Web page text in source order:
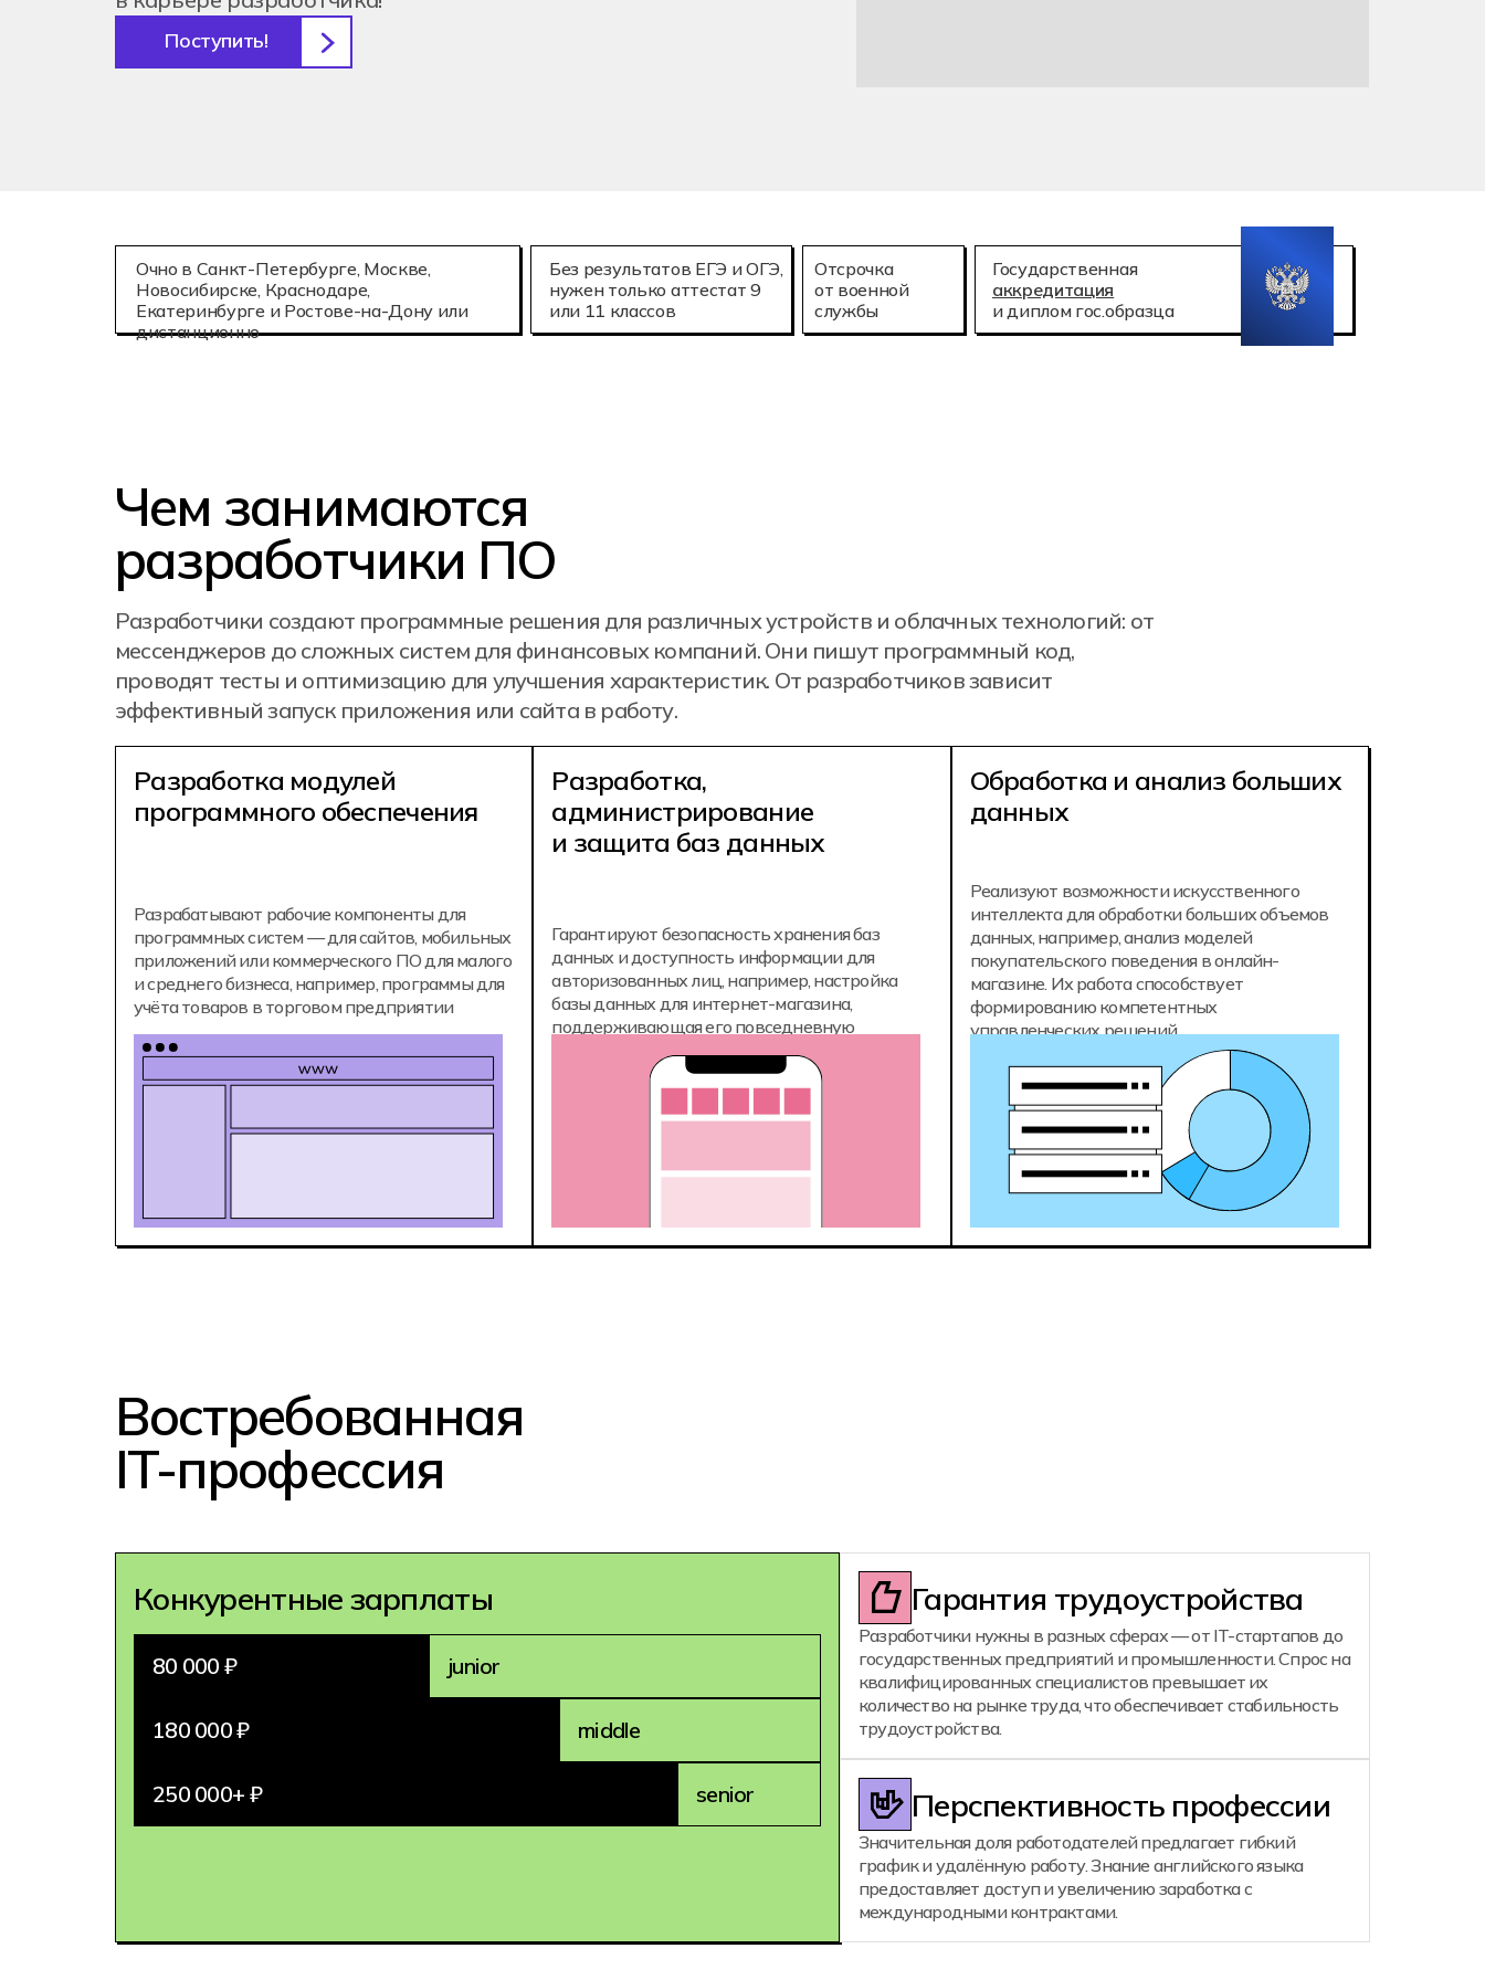
Поступить!
Отсрочка
от военной
службы
Без результатов ЕГЭ и ОГЭ,
нужен только аттестат 9
или 11 классов
Очно в Санкт-Петербурге, Москве,
Новосибирске, Краснодаре,
Екатеринбурге и Ростове-на-Дону или
дистанционно
Государственная
аккредитация
и диплом гос.образца
Разработка модулей
программного обеспечения
Разрабатывают рабочие компоненты для
программных систем — для сайтов, мобильных
приложений или коммерческого ПО для малого
и среднего бизнеса, например, программы для
учёта товаров в торговом предприятии
Разработка,
администрирование
и защита баз данных
Гарантируют безопасность хранения баз
данных и доступность информации для
авторизованных лиц, например, настройка
базы данных для интернет-магазина,
поддерживающая его повседневную
Обработка и анализ больших
данных
Реализуют возможности искусственного
интеллекта для обработки больших объемов
данных, например, анализ моделей
покупательского поведения в онлайн-
магазине. Их работа способствует
формированию компетентных
управленческих решений.
Разработчики создают программные решения для различных устройств и облачных технологий: от
мессенджеров до сложных систем для финансовых компаний. Они пишут программный код,
проводят тесты и оптимизацию для улучшения характеристик. От разработчиков зависит
эффективный запуск приложения или сайта в работу.
Чем занимаются
разработчики ПО
Конкурентные зарплаты
80 000 ₽ junior
180 000 ₽ middle
250 000+ ₽ senior
Гарантия трудоустройства
Разработчики нужны в разных сферах — от IT-стартапов до
государственных предприятий и промышленности. Спрос на
квалифицированных специалистов превышает их
количество на рынке труда, что обеспечивает стабильность
трудоустройства.
Перспективность профессии
Значительная доля работодателей предлагает гибкий
график и удалённую работу. Знание английского языка
предоставляет доступ и увеличению заработка с
международными контрактами.
Востребованная
IT-профессия